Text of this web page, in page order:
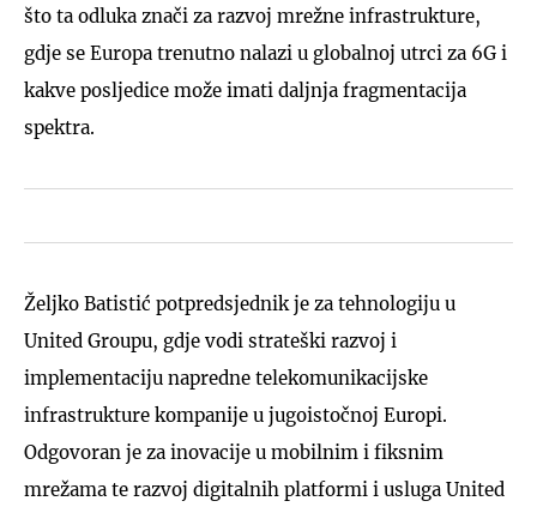
što ta odluka znači za razvoj mrežne infrastrukture,
gdje se Europa trenutno nalazi u globalnoj utrci za 6G i
kakve posljedice može imati daljnja fragmentacija
spektra.
Željko Batistić potpredsjednik je za tehnologiju u
United Groupu, gdje vodi strateški razvoj i
implementaciju napredne telekomunikacijske
infrastrukture kompanije u jugoistočnoj Europi.
Odgovoran je za inovacije u mobilnim i fiksnim
mrežama te razvoj digitalnih platformi i usluga United